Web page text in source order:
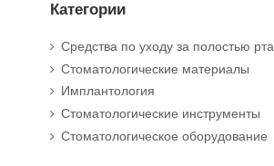
Категории
Средства по уходу за полостью рта
Стоматологические материалы
Имплантология
Стоматологические инструменты
Стоматологическое оборудование